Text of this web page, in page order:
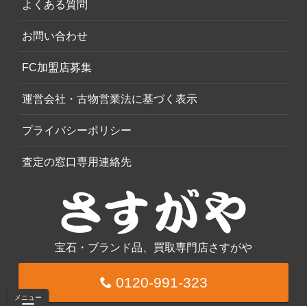
メニュー
よくある質問
お問い合わせ
FC加盟店募集
運営会社・古物営業法に基づく表示
プライバシーポリシー
査定の窓口専用連絡先
宝石・ブランド品、買取専門店さすがや
0120-991-323